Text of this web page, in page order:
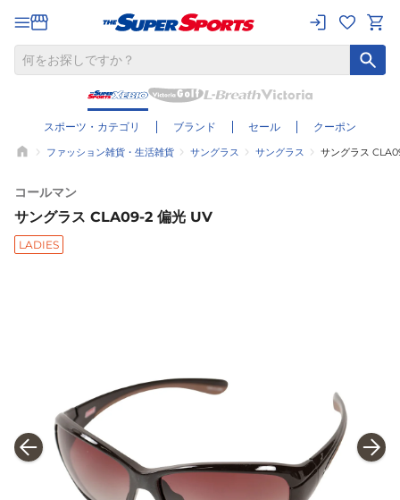
スポーツ・カテゴリ ブランド セール クーポン
ファッション雑貨・生活雑貨 サングラス サングラス サングラス
コールマン
サングラス CLA09-2 偏光 UV
LADIES